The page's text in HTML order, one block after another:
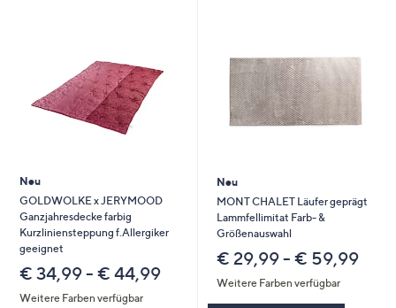
Neu
GOLDWOLKE x JERYMOOD
Ganzjahresdecke farbig
Kurzliniensteppung f.Allergiker
geeignet
€ 34,99 - € 44,99
Weitere Farben verfügbar
Neu
MONT CHALET Läufer geprägt
Lammfellimitat Farb- &
Größenauswahl
€ 29,99 - € 59,99
Weitere Farben verfügbar